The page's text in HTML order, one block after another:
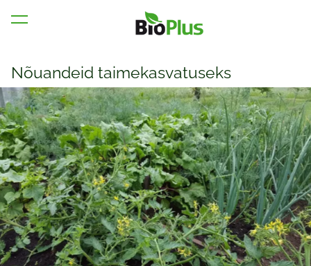
lisati ostukorvi. Vaata ostukorvi
Nõuandeid taimekasvatuseks